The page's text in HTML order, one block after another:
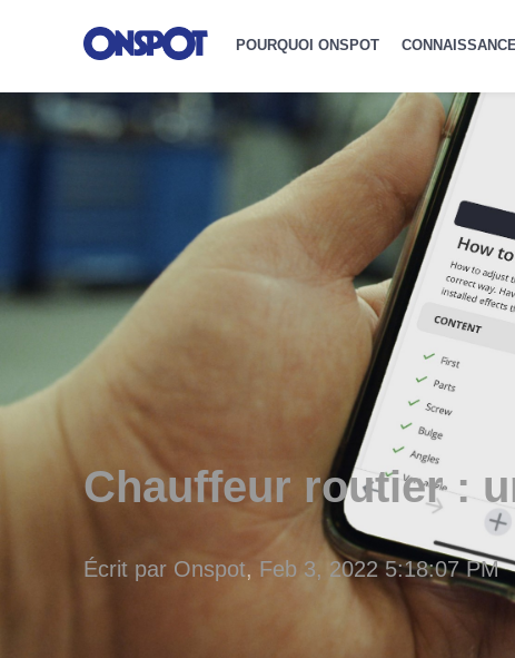
POURQUOI ONSPOT
Chauffeur routier :
Écrit par Onspot, Feb 3, 2022 5:18:07 PM